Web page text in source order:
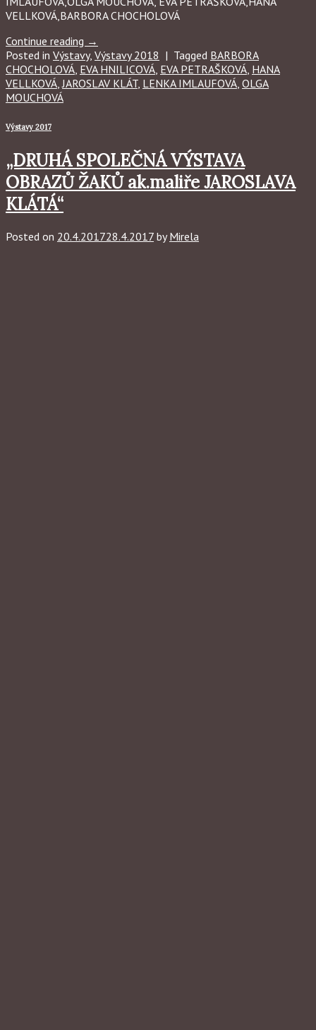
VELLKOVÁ,BARBORA CHOCHOLOVÁ
Continue reading →
Posted in Výstavy, Výstavy 2018 | Tagged BARBORA
CHOCHOLOVÁ EVA HNILICOVÁ EVA PETRAŠKOVÁ HANA
VELLKOVÁ JAROSLAV KLÁT, LENKA IMLAUFOVÁ OLGA
MOUCHOVÁ
Výstavy 2017
„DRUHÁ SPOLEČNÁ VÝSTAVA
OBRAZŮ ŽAKŮ ak.maliře JAROSLAVA
KLÁTÁ“
Posted on 20.4.201728.4.2017 byMirela